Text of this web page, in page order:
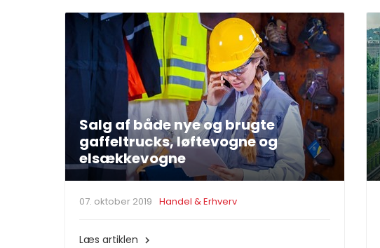
Salg af både nye og brugte
gaffeltrucks, løftevogne og
elsækkevogne
07. oktober 2019 Handel & Erhverv
Læs artiklen 